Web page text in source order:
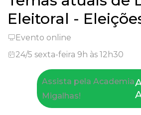
Eleitoral -
Evento online
24/5 sexta-feira 9h às 12h30
Assista pela Academia
Migalhas!